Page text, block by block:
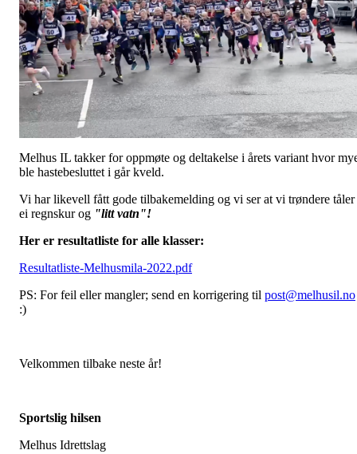
Melhus IL takker for oppmøte og deltakelse i årets variant hvor
ble hastebesluttet i går kveld.
Vi har likevell fått gode tilbakemelding og vi ser at vi trøndere tåler
ei regnskur og "litt vatn"!
Her er resultatliste for alle klasser:
Resultatliste-Melhusmila-2022.pdf
PS: For feil eller mangler; send en korrigering til post@melhusil.no
:)
Velkommen tilbake neste år!
Sportslig hilsen
Melhus Idrettslag